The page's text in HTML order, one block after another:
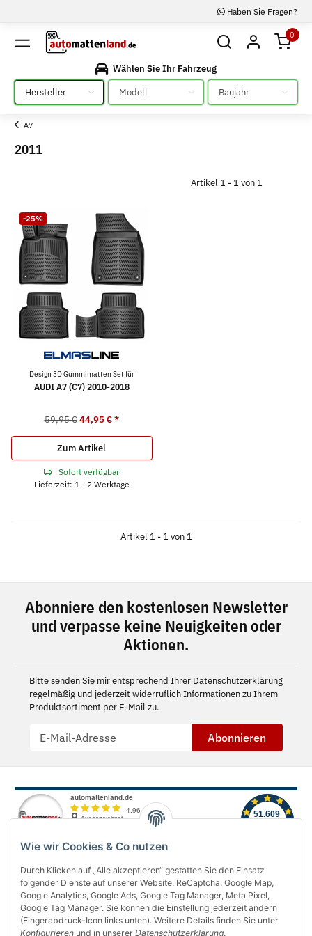
Wie wir Cookies & Co nutzen
Durch Klicken auf „Alle akzeptieren“ gestatten Sie den Einsatz
folgender Dienste auf unserer Website: ReCaptcha, Google Map,
Google Analytics, Google Ads, Google Tag Manager, Meta Pixel,
Google Tag Manager. Sie können die Einstellung jederzeit ändern
(Fingerabdruck-Icon links unten). Weitere Details finden Sie unter
Konfigurieren und in unserer Datenschutzerklärung.
Haben Sie Fragen?
0
Wählen Sie Ihr Fahrzeug
Bitte auswählen
Bitte auswählen Bitte auswählen
A7
2011
Artikel 1 - 1 von 1
-25%
Design 3D Gummimatten Set für
AUDI A7 (C7) 2010-2018
59,95 € 44,95 €*
Zum Artikel
Sofort verfügbar
Lieferzeit: 1 - 2 Werktage
Artikel 1 - 1 von 1
Abonniere den kostenlosen Newsletter
und verpasse keine Neuigkeiten oder
Aktionen.
Bitte senden Sie mir entsprechend Ihrer Datenschutzerklärung
regelmäßig und jederzeit widerruflich Informationen zu Ihrem
Produktsortiment per E-Mail zu.
Abonnieren
Über uns
Informationen